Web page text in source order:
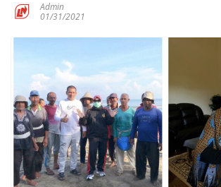
Admin
01/31/2021